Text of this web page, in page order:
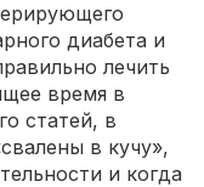
диабета и
лечить
время в
статей, в
в кучу»,
и когда